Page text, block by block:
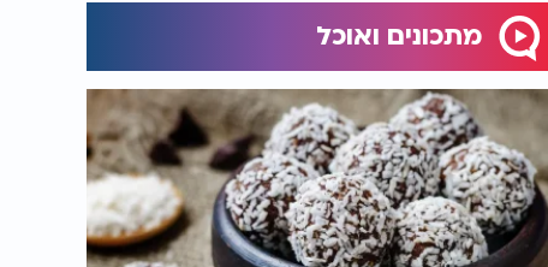
מתכונים ואוכל